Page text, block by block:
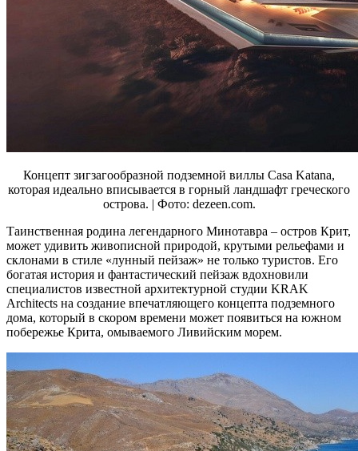
Концепт зигзагообразной подземной виллы Casa Katana,
которая идеально вписывается в горный ландшафт греческого
острова. | Фото: dezeen.com.
Таинственная родина легендарного Минотавра – остров Крит,
может удивить живописной природой, крутыми рельефами и
склонами в стиле «лунный пейзаж» не только туристов. Его
богатая история и фантастический пейзаж вдохновили
специалистов известной архитектурной студии KRAK
Architects на создание впечатляющего концепта подземного
дома, который в скором времени может появиться на южном
побережье Крита, омываемого Ливийским морем.